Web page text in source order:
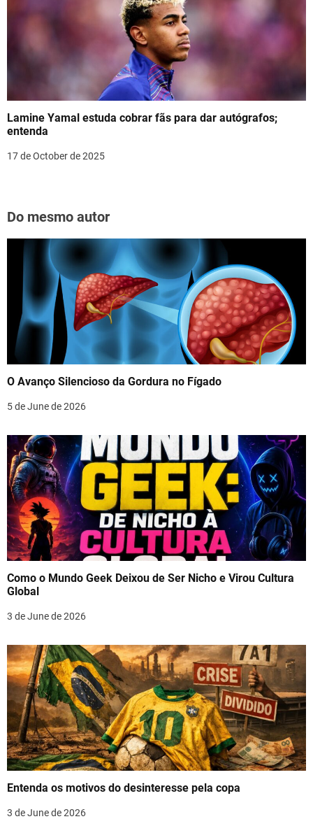
Lamine Yamal estuda cobrar fãs para dar autógrafos;
entenda
17 de October de 2025
Do mesmo autor
O Avanço Silencioso da Gordura no Fígado
5 de June de 2026
Como o Mundo Geek Deixou de Ser Nicho e Virou Cultura
Global
3 de June de 2026
Entenda os motivos do desinteresse pela copa
3 de June de 2026